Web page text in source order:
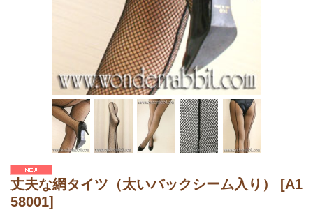
丈夫な網タイツ（太いバックシーム入り） [A1
58001]